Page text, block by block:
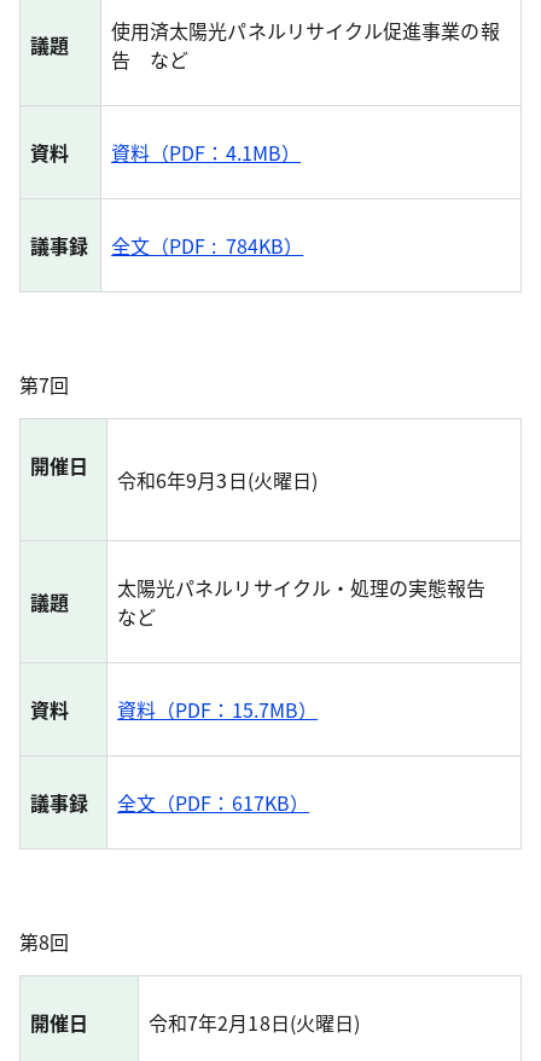
議題
使用済太陽光パネルリサイクル促進事業の報
告 など
資料 資料（PDF：4.1MB）
議事録 全文（PDF : 784KB）
第7回
開催日 令和6年9月3日(火曜日)
議題
太陽光パネルリサイクル・処理の実態報告
など
資料 資料（PDF：15.7MB）
議事録 全文（PDF：617KB）
第8回
開催日 令和7年2月18日(火曜日)